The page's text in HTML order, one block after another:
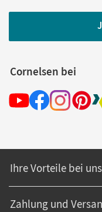
Cornelsen bei
Ihre Vorteile bei uns
Zahlung und